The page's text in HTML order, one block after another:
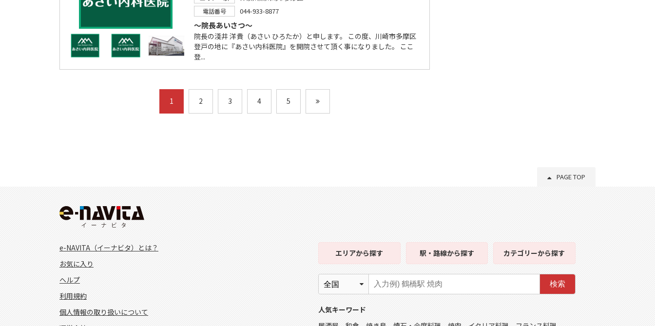
電話番号 044-933-8877
～院長あいさつ～
院長の淺井 洋貴（あさい ひろたか）と申します。 この度、川崎市多摩区
登戸の地に『あさい内科医院』を開院させて頂く事になりました。 ここ
登...
1 2 3 4 5
PAGE TOP
e-NAVITA（イーナビタ）とは？
お気に入り
ヘルプ
利用規約
個人情報の取り扱いについて
エリアから探す 駅・路線から探す カテゴリーから探す
検索
人気キーワード